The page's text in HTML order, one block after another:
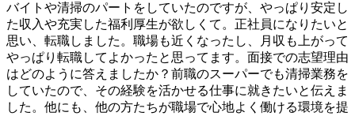
バイトや清掃のパートをしていたのですが、やっぱり安定し
た収入や充実した福利厚生が欲しくて。正社員になりたいと
思い、転職しました。職場も近くなったし、月収も上がって
やっぱり転職してよかったと思ってます。面接での志望理由
はどのように答えましたか？前職のスーパーでも清掃業務を
していたので、その経験を活かせる仕事に就きたいと伝えま
した。他にも、他の方たちが職場で心地よく働ける環境を提